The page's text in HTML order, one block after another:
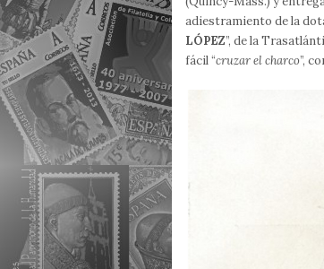
adiestramiento de la
LÓPEZ”, de la
fácil “cruzar el charco”,